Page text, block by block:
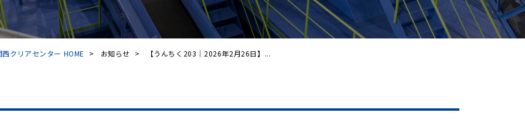
クリアセンター HOME > お知らせ > 【うんちく203｜2026年2月26日】...